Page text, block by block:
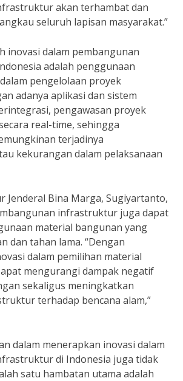
akan terhambat dan
seluruh lapisan masyarakat.”
inovasi dalam pembangunan
adalah penggunaan
pengelolaan proyek
adanya aplikasi dan sistem
pengawasan proyek
real-time, sehingga
terjadinya
kekurangan dalam pelaksanaan
Jenderal Bina Marga, Sugiyartanto,
infrastruktur juga dapat
material bangunan yang
dan tahan lama. “Dengan
dalam pemilihan material
mengurangi dampak negatif
sekaligus meningkatkan
terhadap bencana alam,”
dalam menerapkan inovasi dalam
di Indonesia juga tidak
satu hambatan utama adalah